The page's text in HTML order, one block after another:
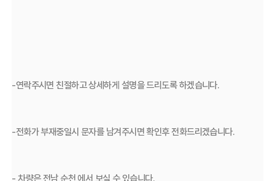
-연락주시면 친절하고 상세하게 설명을 드리도록 하겠습니다.
-전화가 부재중일시 문자를 남겨주시면 확인후 전화드리겠습니다.
- 차량은 전남 순천 에서 보실 수 있습니다.